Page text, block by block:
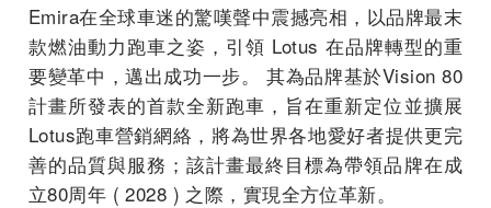
Emira在全球車迷的驚嘆聲中震撼亮相，以品牌最末
款燃油動力跑車之姿，引領 Lotus 在品牌轉型的重
要變革中，邁出成功一步。 其為品牌基於Vision 80
計畫所發表的首款全新跑車，旨在重新定位並擴展
Lotus跑車營銷網絡，將為世界各地愛好者提供更完
善的品質與服務；該計畫最終目標為帶領品牌在成
立80周年 ( 2028 ) 之際，實現全方位革新。